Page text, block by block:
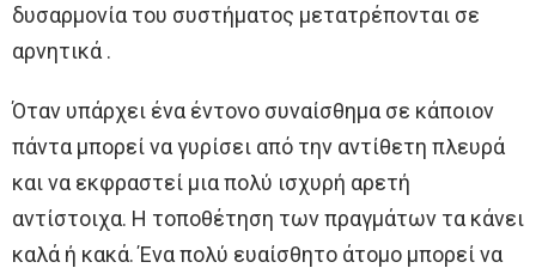
δυσαρμονία του συστήματος μετατρέπονται σε
αρνητικά .
Όταν υπάρχει ένα έντονο συναίσθημα σε κάποιον
πάντα μπορεί να γυρίσει από την αντίθετη πλευρά
και να εκφραστεί μια πολύ ισχυρή αρετή
αντίστοιχα. Η τοποθέτηση των πραγμάτων τα κάνει
καλά ή κακά. Ένα πολύ ευαίσθητο άτομο μπορεί να